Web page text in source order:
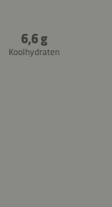
6,6 g
Koolhydraten